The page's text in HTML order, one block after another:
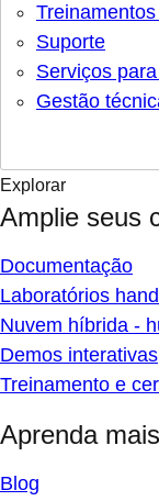
Suporte
Serviços
Gestão
Explorar
Amplie seus
Documentação
Laboratórios
Nuvem híbrida -
Demos interativas
Treinamento e
Aprenda mais
Blog